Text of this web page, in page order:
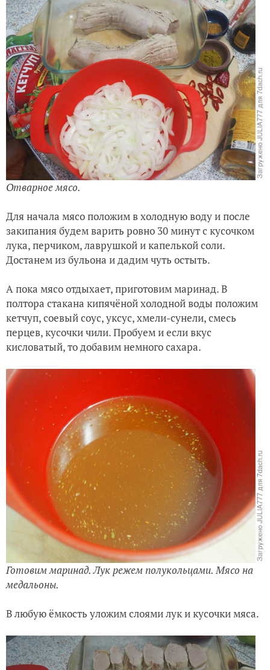
Отварное мясо.
Для начала мясо положим в холодную воду и после
закипания будем варить ровно 30 минут с кусочком
лука, перчиком, лаврушкой и капелькой соли.
Достанем из бульона и дадим чуть остыть.
А пока мясо отдыхает, приготовим маринад. В
полтора стакана кипячёной холодной воды положим
кетчуп, соевый соус, уксус, хмели-сунели, смесь
перцев, кусочки чили. Пробуем и если вкус
кисловатый, то добавим немного сахара.
Готовим маринад. Лук режем полукольцами. Мясо на
медальоны.
В любую ёмкость уложим слоями лук и кусочки мяса.